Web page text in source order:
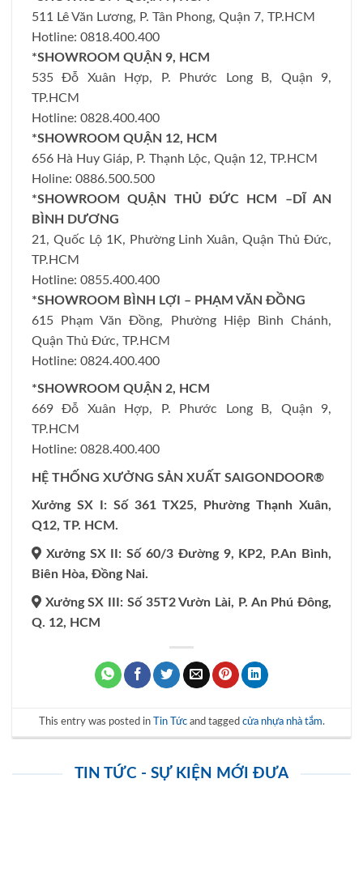
511 Lê Văn Lương, P. Tân Phong, Quận 7, TP.HCM
Hotline: 0818.400.400
*SHOWROOM QUẬN 9, HCM
535 Đỗ Xuân Hợp, P. Phước Long B, Quận 9,
TP.HCM
Hotline: 0828.400.400
*SHOWROOM QUẬN 12, HCM
656 Hà Huy Giáp, P. Thạnh Lộc, Quận 12, TP.HCM
Holine: 0886.500.500
*SHOWROOM QUẬN THỦ ĐỨC HCM –DĨ AN
BÌNH DƯƠNG
21, Quốc Lộ 1K, Phường Linh Xuân, Quận Thủ Đức,
TP.HCM
Hotline: 0855.400.400
*SHOWROOM BÌNH LỢI – PHẠM VĂN ĐỒNG
615 Phạm Văn Đồng, Phường Hiệp Bình Chánh,
Quận Thủ Đức, TP.HCM
Hotline: 0824.400.400
*SHOWROOM QUẬN 2, HCM
669 Đỗ Xuân Hợp, P. Phước Long B, Quận 9,
TP.HCM
Hotline: 0828.400.400
HỆ THỐNG XƯỞNG SẢN XUẤT SAIGONDOOR®
Xưởng SX I: Số 361 TX25, Phường Thạnh Xuân,
Q12, TP. HCM.
Xưởng SX II: Số 60/3 Đường 9, KP2, P.An Bình,
Biên Hòa, Đồng Nai.
Xưởng SX III: Số 35T2 Vườn Lài, P. An Phú Đông,
Q. 12, HCM
This entry was posted in Tin Tứcand tagged cửa nhựa nhà tắm.
TIN TỨC - SỰ KIỆN MỚI ĐƯA